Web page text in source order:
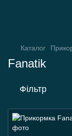
Каталог
Fanatik
Фільтр